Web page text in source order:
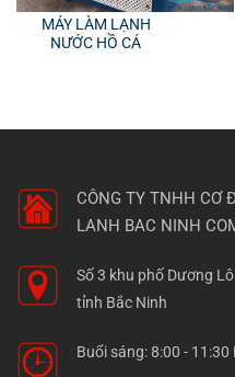
MÁY LÀM LẠNH
NƯỚC HỒ CÁ
CÔNG TY TNHH CƠ
LANH BAC NINH
Số 3 khu phố Dương
tỉnh Bắc Ninh
Buổi sáng: 8:00 -